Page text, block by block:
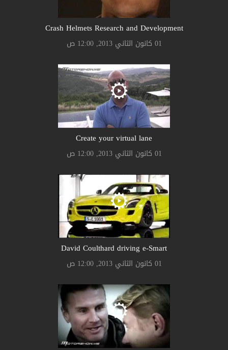
Crash Helmets Research and Development
01 كانون الثاني 2013, 12:00 ص
Create your virtual lane
01 كانون الثاني 2013, 12:00 ص
David Coulthard driving e-Smart
01 كانون الثاني 2013, 12:00 ص